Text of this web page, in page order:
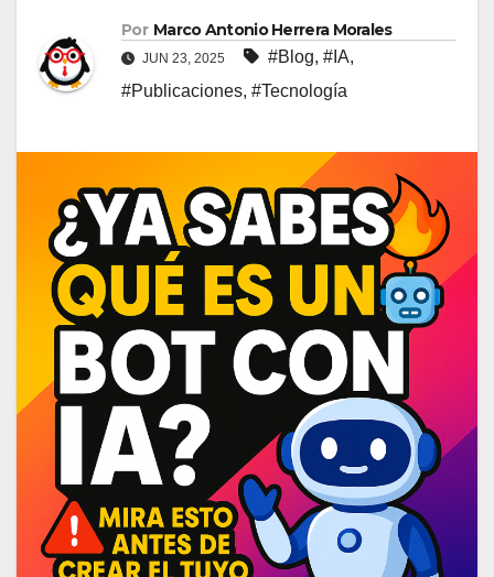
Por Marco Antonio Herrera Morales
JUN 23, 2025 #Blog, #IA,
#Publicaciones, #Tecnología